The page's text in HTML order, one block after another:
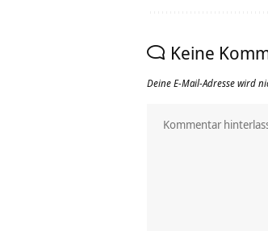
Keine
Deine E-Mail-Adresse wird